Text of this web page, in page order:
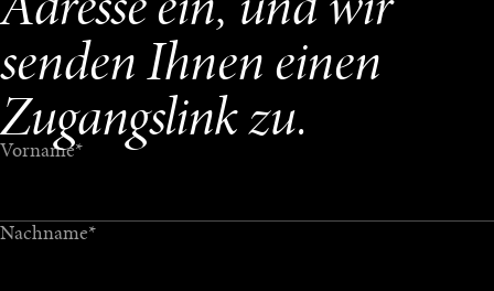
Adresse ein, und wir
senden Ihnen einen
Zugangslink zu.
Vorname*
Nachname*